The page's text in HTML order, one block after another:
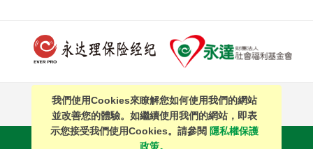
PAGE TOP
站內搜尋｜
我們使用Cookies來瞭解您如何使用我們的網站
並改善您的體驗。如繼續使用我們的網站，即表
示您接受我們使用Cookies。請參閱 隱私權保護
政策。